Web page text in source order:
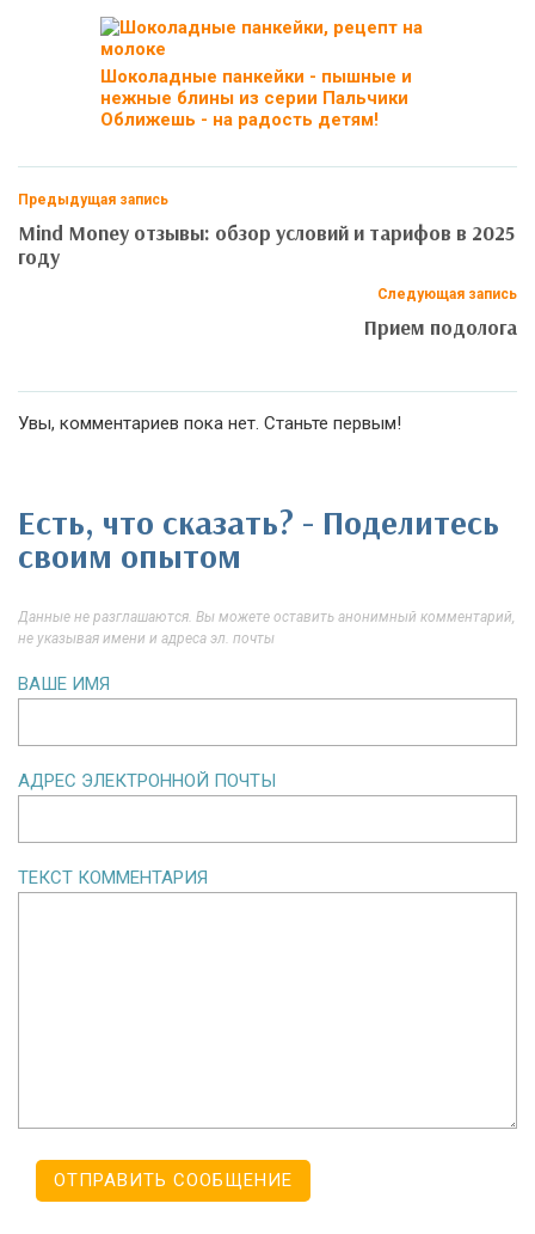
Шоколадные панкейки - пышные и
нежные блины из серии Пальчики
Оближешь - на радость детям!
Предыдущая запись
Mind Money отзывы: обзор условий и тарифов в 2025
году
Следующая запись
Прием подолога
Увы, комментариев пока нет. Станьте первым!
Есть, что сказать? - Поделитесь
своим опытом
Данные не разглашаются. Вы можете оставить анонимный комментарий,
не указывая имени и адреса эл. почты
ВАШЕ ИМЯ
АДРЕС ЭЛЕКТРОННОЙ ПОЧТЫ
ТЕКСТ КОММЕНТАРИЯ